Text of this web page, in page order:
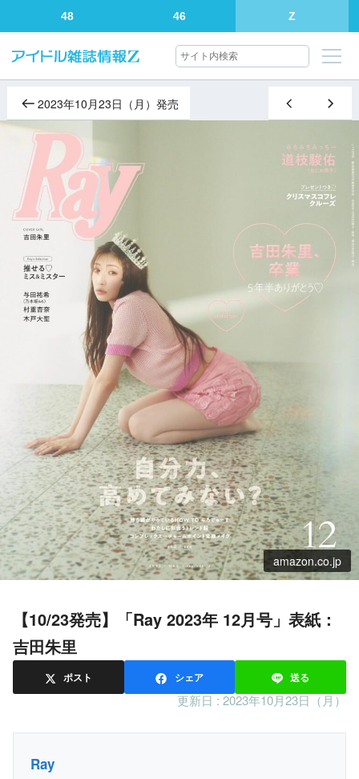
48 46 Z
2023年10月23日（月）発売
amazon.co.jp
【10/23発売】「Ray 2023年 12月号」表紙：
吉田朱里
ポスト シェア 送る
更新日 : 2023年10月23日（月）
Ray